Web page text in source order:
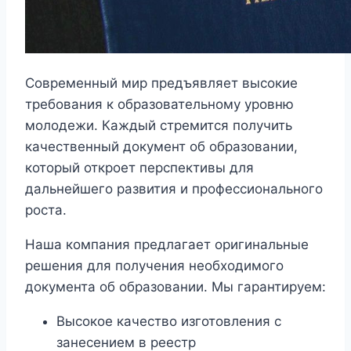
Современный мир предъявляет высокие
требования к образовательному уровню
молодежи. Каждый стремится получить
качественный документ об образовании,
который откроет перспективы для
дальнейшего развития и профессионального
роста.
Наша компания предлагает оригинальные
решения для получения необходимого
документа об образовании. Мы гарантируем:
Высокое качество изготовления с
занесением в реестр